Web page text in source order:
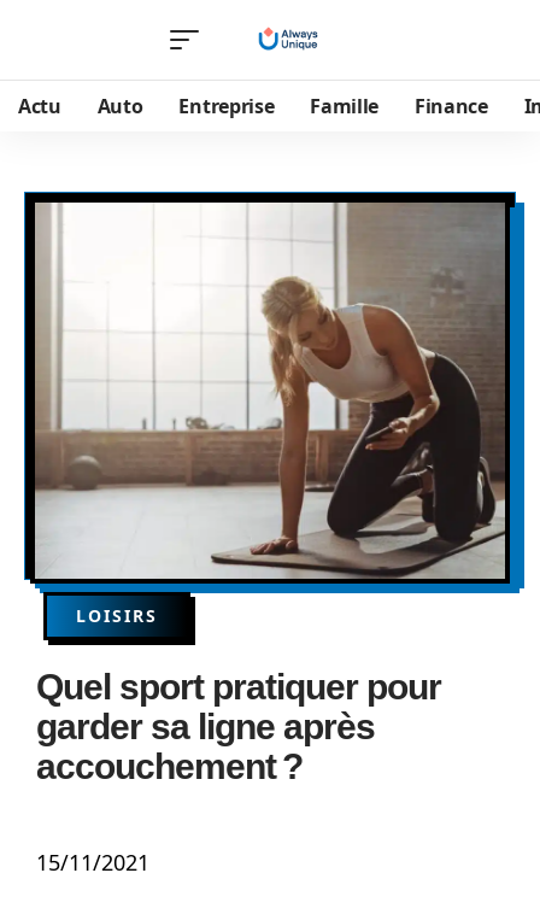
Actu Auto Entreprise Famille Finance
LOISIRS
Quel sport pratiquer pour
garder sa ligne après
accouchement ?
15/11/2021